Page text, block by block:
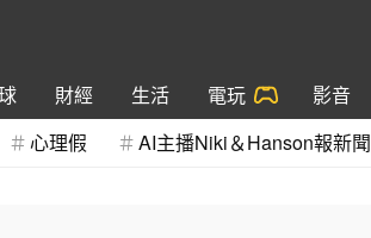
財經 生活 電玩 影音
心理假 AI主播Niki＆Hanson報新聞